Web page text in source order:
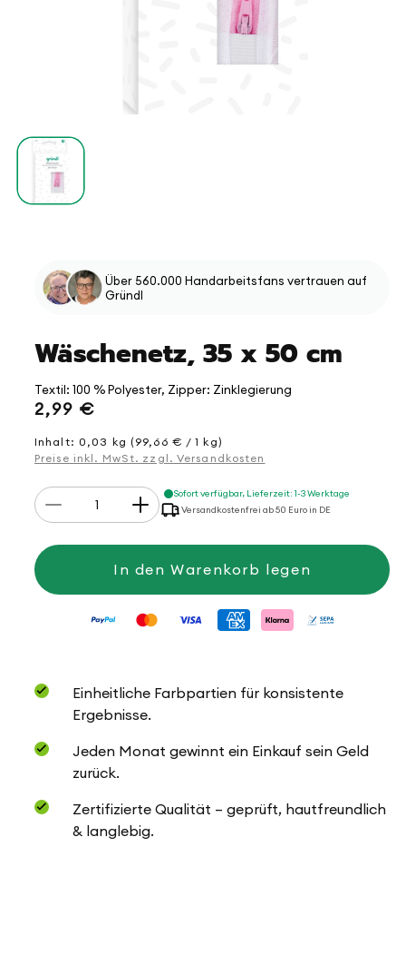
1
in
Modal
öffnen
Über 560.000 Handarbeitsfans vertrauen auf
Gründl
Wäschenetz, 35 x 50 cm
Textil: 100 % Polyester, Zipper: Zinklegierung
Normaler
Preis
2,99 €
Inhalt: 0,03 kg (99,66 € / 1 kg)
Preise inkl. MwSt. zzgl. Versandkosten
Anzahl
Verringere
die
für
Wäschenetz,
x
Erhöhe
die
Wäschenetz,
35
x
cm
Sofort verfügbar, Lieferzeit: 1-3 Werktage
Versandkostenfrei ab 50 Euro in DE
In den Warenkorb legen
Einheitliche Farbpartien für konsistente
Ergebnisse.
Jeden Monat gewinnt ein Einkauf sein Geld
zurück.
Zertifizierte Qualität – geprüft, hautfreundlich
& langlebig.